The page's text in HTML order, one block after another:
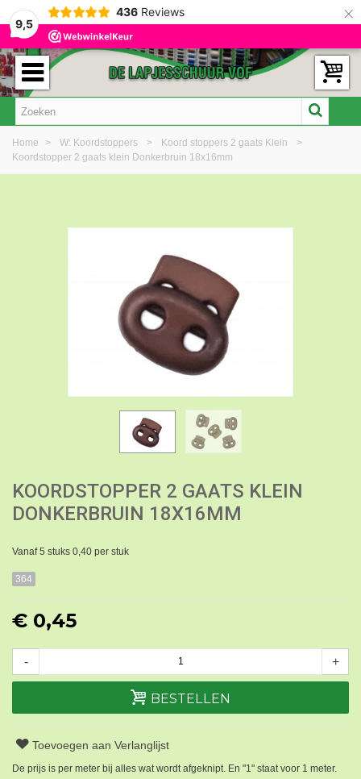
9,5
436 Reviews ×
Home > W: Koordstoppers > Koord stoppers 2 gaats Klein
>
Koordstopper 2 gaats klein Donkerbruin 18x16mm
KOORDSTOPPER 2 GAATS KLEIN
DONKERBRUIN 18X16MM
Vanaf 5 stuks 0,40 per stuk
364
€ 0,45
- +
BESTELLEN
Toevoegen aan Verlanglijst
De prijs is per meter bij alles wat wordt afgeknipt. En "1" staat voor 1 meter.